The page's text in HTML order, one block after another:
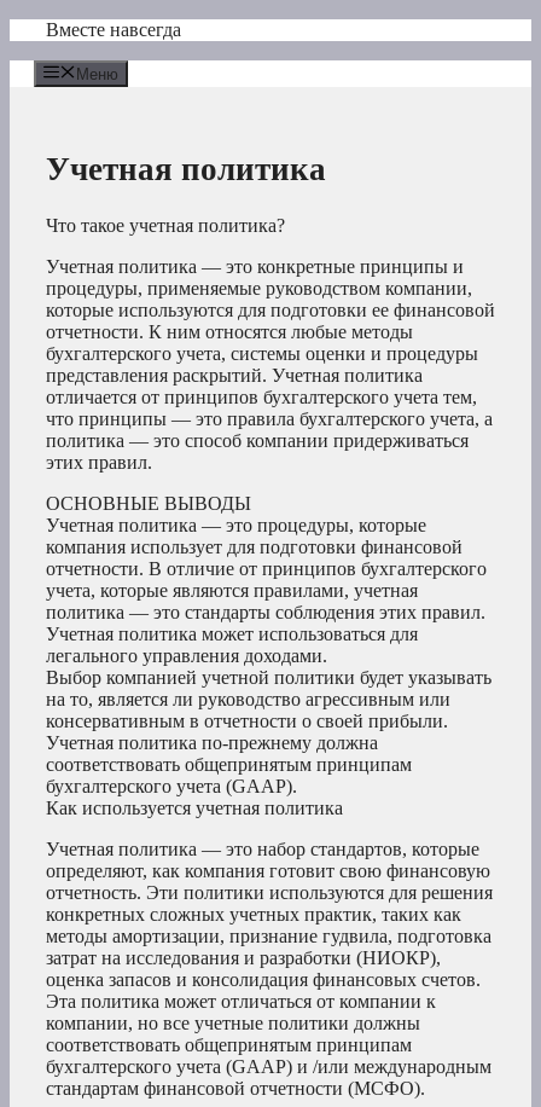
Перейти
содержимому
Вместе навсегда
Меню
Учетная политика
Что такое учетная политика?
Учетная политика — это конкретные принципы и
процедуры, применяемые руководством компании,
которые используются для подготовки ее финансовой
отчетности. К ним относятся любые методы
бухгалтерского учета, системы оценки и процедуры
представления раскрытий. Учетная политика
отличается от принципов бухгалтерского учета тем,
что принципы — это правила бухгалтерского учета, а
политика — это способ компании придерживаться
этих правил.
ОСНОВНЫЕ ВЫВОДЫ
Учетная политика — это процедуры, которые
компания использует для подготовки финансовой
отчетности. В отличие от принципов бухгалтерского
учета, которые являются правилами, учетная
политика — это стандарты соблюдения этих правил.
Учетная политика может использоваться для
легального управления доходами.
Выбор компанией учетной политики будет указывать
на то, является ли руководство агрессивным или
консервативным в отчетности о своей прибыли.
Учетная политика по-прежнему должна
соответствовать общепринятым принципам
бухгалтерского учета (GAAP).
Как используется учетная политика
Учетная политика — это набор стандартов, которые
определяют, как компания готовит свою финансовую
отчетность. Эти политики используются для решения
конкретных сложных учетных практик, таких как
методы амортизации, признание гудвила, подготовка
затрат на исследования и разработки (НИОКР),
оценка запасов и консолидация финансовых счетов.
Эта политика может отличаться от компании к
компании, но все учетные политики должны
соответствовать общепринятым принципам
бухгалтерского учета (GAAP) и /или международным
стандартам финансовой отчетности (МСФО).